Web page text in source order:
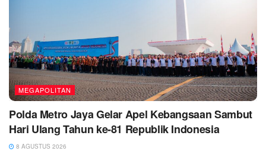
MEGAPOLITAN
Polda Metro Jaya Gelar Apel Kebangsaan Sambut
Hari Ulang Tahun ke-81 Republik Indonesia
8 AGUSTUS 2026